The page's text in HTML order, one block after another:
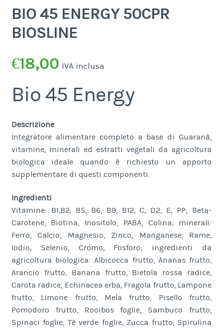
BIO 45 ENERGY 50CPR
BIOSLINE
€18,00 IVA inclusa
Bio 45 Energy
Descrizione
Integratore alimentare completo a base di Guaranà,
vitamine, minerali ed estratti vegetali da agricoltura
biologica ideale quando è richiesto un apporto
supplementare di questi componenti.
Ingredienti
Vitamine: B1,B2, B5, B6, B9, B12, C, D2, E, PP; Beta-
Carotene, Biotina, Inositolo, PABA, Colina; minerali:
Ferro, Calcio, Magnesio, Zinco, Manganese, Rame,
Iodio, Selenio, Cromo, Fosforo; ingredienti da
agricoltura biologica: Albicocca frutto, Ananas frutto,
Arancio frutto, Banana frutto, Bietola rossa radice,
Carota radice, Echinacea erba, Fragola frutto, Lampone
frutto, Limone frutto, Mela frutto, Pisello frutto,
Pomodoro frutto, Rooibos foglie, Sambuco frutto,
Spinaci foglie, Tè verde foglie, Zucca frutto, Spirulina